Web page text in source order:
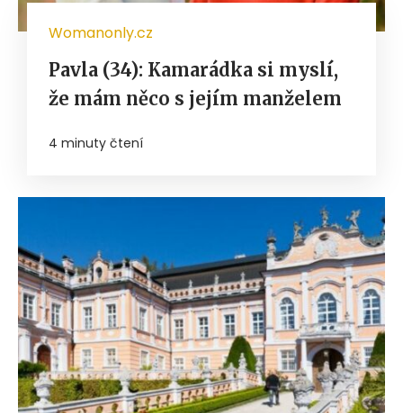
Womanonly.cz
Pavla (34): Kamarádka si myslí,
že mám něco s jejím manželem
4 minuty čtení